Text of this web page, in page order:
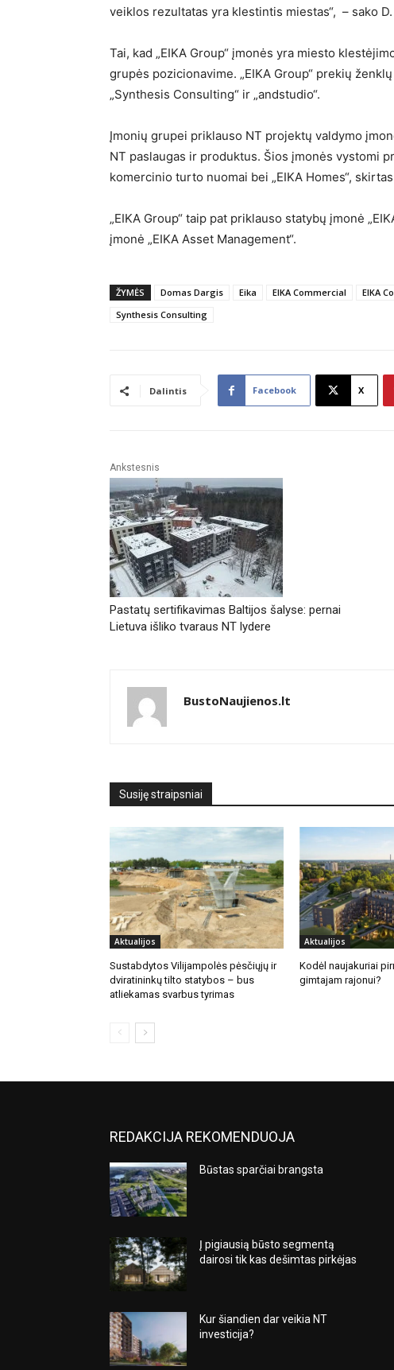
veiklos rezultatas yra klestintis miestas“, – sako
Tai, kad „EIKA Group“ įmonės yra miesto
grupės pozicionavime. „EIKA Group“ prekių
„Synthesis Consulting“ ir „andstudio“.
Įmonių grupei priklauso NT projektų valdymo
NT paslaugas ir produktus. Šios įmonės vystomi
komercinio turto nuomai bei „EIKA Homes“,
„EIKA Group“ taip pat priklauso statybų įmonė
įmonė „EIKA Asset Management“.
ŽYMĖS Domas Dargis Eika EIKA Commercial EIKA
Synthesis Consulting
Dalintis Facebook X
Ankstesnis
Pastatų sertifikavimas Baltijos šalyse: pernai
Lietuva išliko tvaraus NT lydere
BustoNaujienos.lt
Susiję straipsniai
Aktualijos
Sustabdytos Vilijampolės pėsčiųjų ir
dviratininkų tilto statybos – bus
atliekamas svarbus tyrimas
Aktualijos
Kodėl naujakuriai
gimtajam rajonui?
REDAKCIJA REKOMENDUOJA
Būstas sparčiai brangsta
Į pigiausią būsto segmentą
dairosi tik kas dešimtas pirkėjas
Kur šiandien dar veikia NT
investicija?